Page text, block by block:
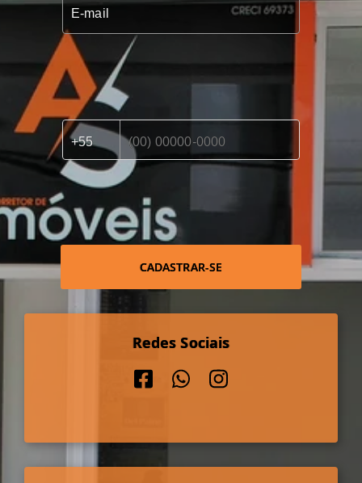
CADASTRAR-SE
Redes Sociais